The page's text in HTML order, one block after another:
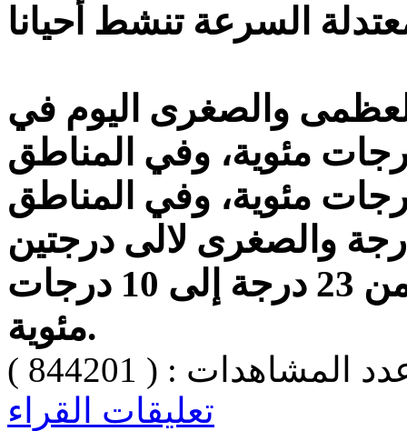
والصغرى اليوم في
عمان من 12 إلى 6 درجات مئوية، وفي المناطق
من 14 إلى 3 درجات مئوية، وفي المناطق
تصل العظمى الى 12 درجة والصغرى لالى درجتين
مئويتين، وفي خليج العقبة من 23 درجة إلى 10 درجات
مئوية.
المشاهدات : ( 844201 )
تعليقات القراء